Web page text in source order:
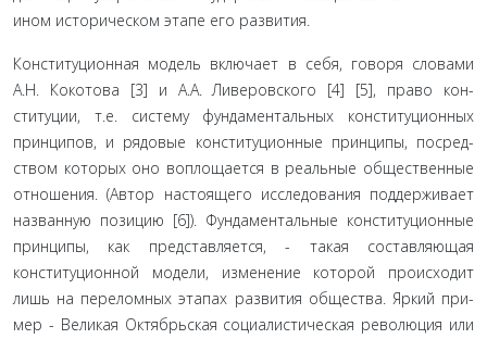
ином историческом этапе его развития.
Конституционная модель включает в себя, говоря слова­ми
А.Н. Кокотова [3] и А.А. Ливеровского [4] [5], право кон­
ституции, т.е. систему фундаментальных конституционных
принципов, и рядовые конституционные принципы, посред­
ством которых оно воплощается в реальные общественные
отношения. (Автор настоящего исследования поддерживает
названную позицию [6]). Фундаментальные конституцион­ные
принципы, как представляется, - такая составляющая
конституционной модели, изменение которой происходит
лишь на переломных этапах развития общества. Яркий при­
мер - Великая Октябрьская социалистическая революция или